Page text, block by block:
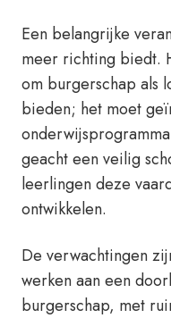
Een belangrijke
meer richting biedt.
om burgerschap als
bieden; het moet
geacht een veilig
leerlingen deze
ontwikkelen.
De verwachtingen
werken aan een
burgerschap, met